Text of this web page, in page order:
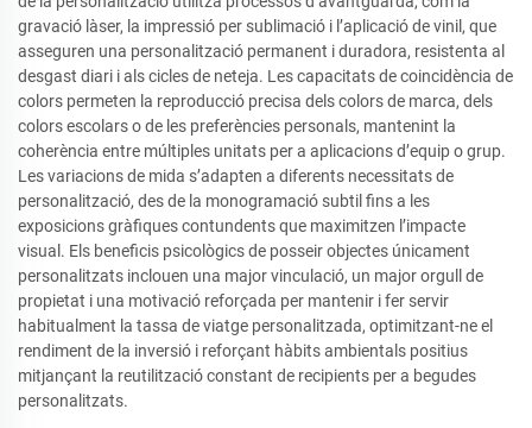
gravació làser, la impressió per sublimació i l’aplicació de vinil, que
asseguren una personalització permanent i duradora, resistenta al
desgast diari i als cicles de neteja. Les capacitats de coincidència de
colors permeten la reproducció precisa dels colors de marca, dels
colors escolars o de les preferències personals, mantenint la
coherència entre múltiples unitats per a aplicacions d’equip o grup.
Les variacions de mida s’adapten a diferents necessitats de
personalització, des de la monogramació subtil fins a les
exposicions gràfiques contundents que maximitzen l’impacte
visual. Els beneficis psicològics de posseir objectes únicament
personalitzats inclouen una major vinculació, un major orgull de
propietat i una motivació reforçada per mantenir i fer servir
habitualment la tassa de viatge personalitzada, optimitzant-ne el
rendiment de la inversió i reforçant hàbits ambientals positius
mitjançant la reutilització constant de recipients per a begudes
personalitzats.